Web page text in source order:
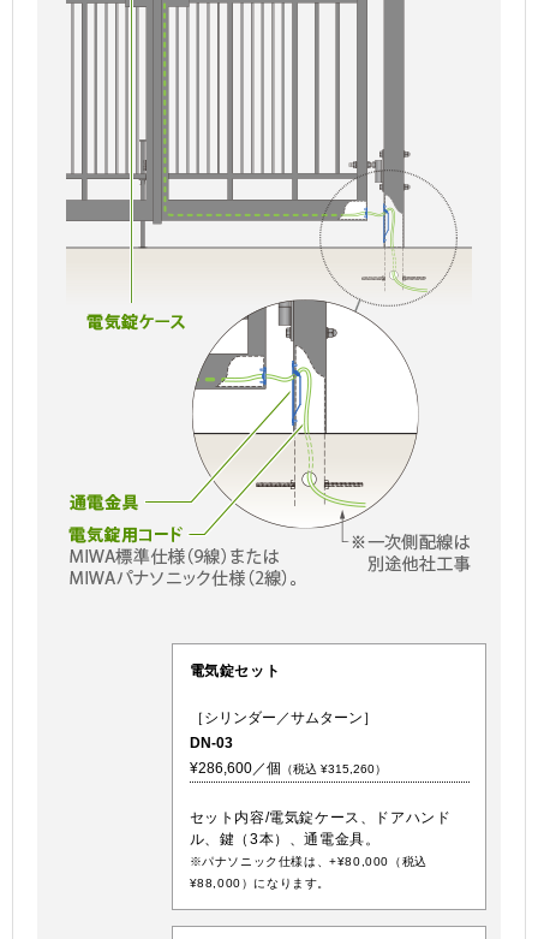
電気錠セット
［シリンダー／サムターン］
DN-03
¥286,600／個 （税込 ¥315,260）
セット内容/電気錠ケース、ドアハンド
ル、鍵（3本）、通電金具。
※パナソニック仕様は、+¥80,000（税込
¥88,000）になります。